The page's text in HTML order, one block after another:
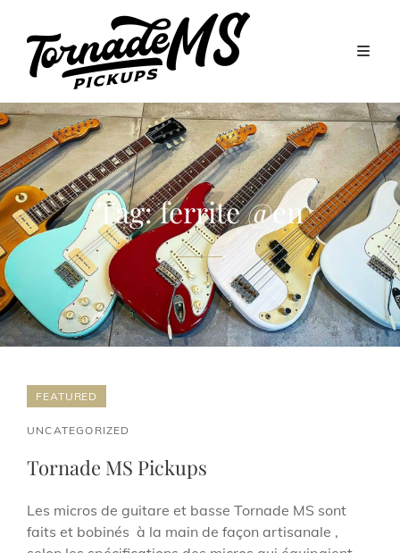
Tag:ferrite @en
FEATURED
CAT
UNCATEGORIZED
Tornade MS Pickups
Les micros de guitare et basse Tornade MS sont
faits et bobinés à la main de façon artisanale ,